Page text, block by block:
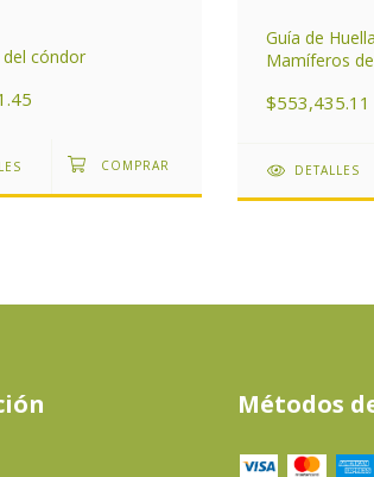
cóndor
Guía de
Mamíferos
Argentina
$553,435.11
DETALLES
Métodos